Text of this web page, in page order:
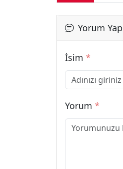
Yorum Yap
İsim *
Yorum *